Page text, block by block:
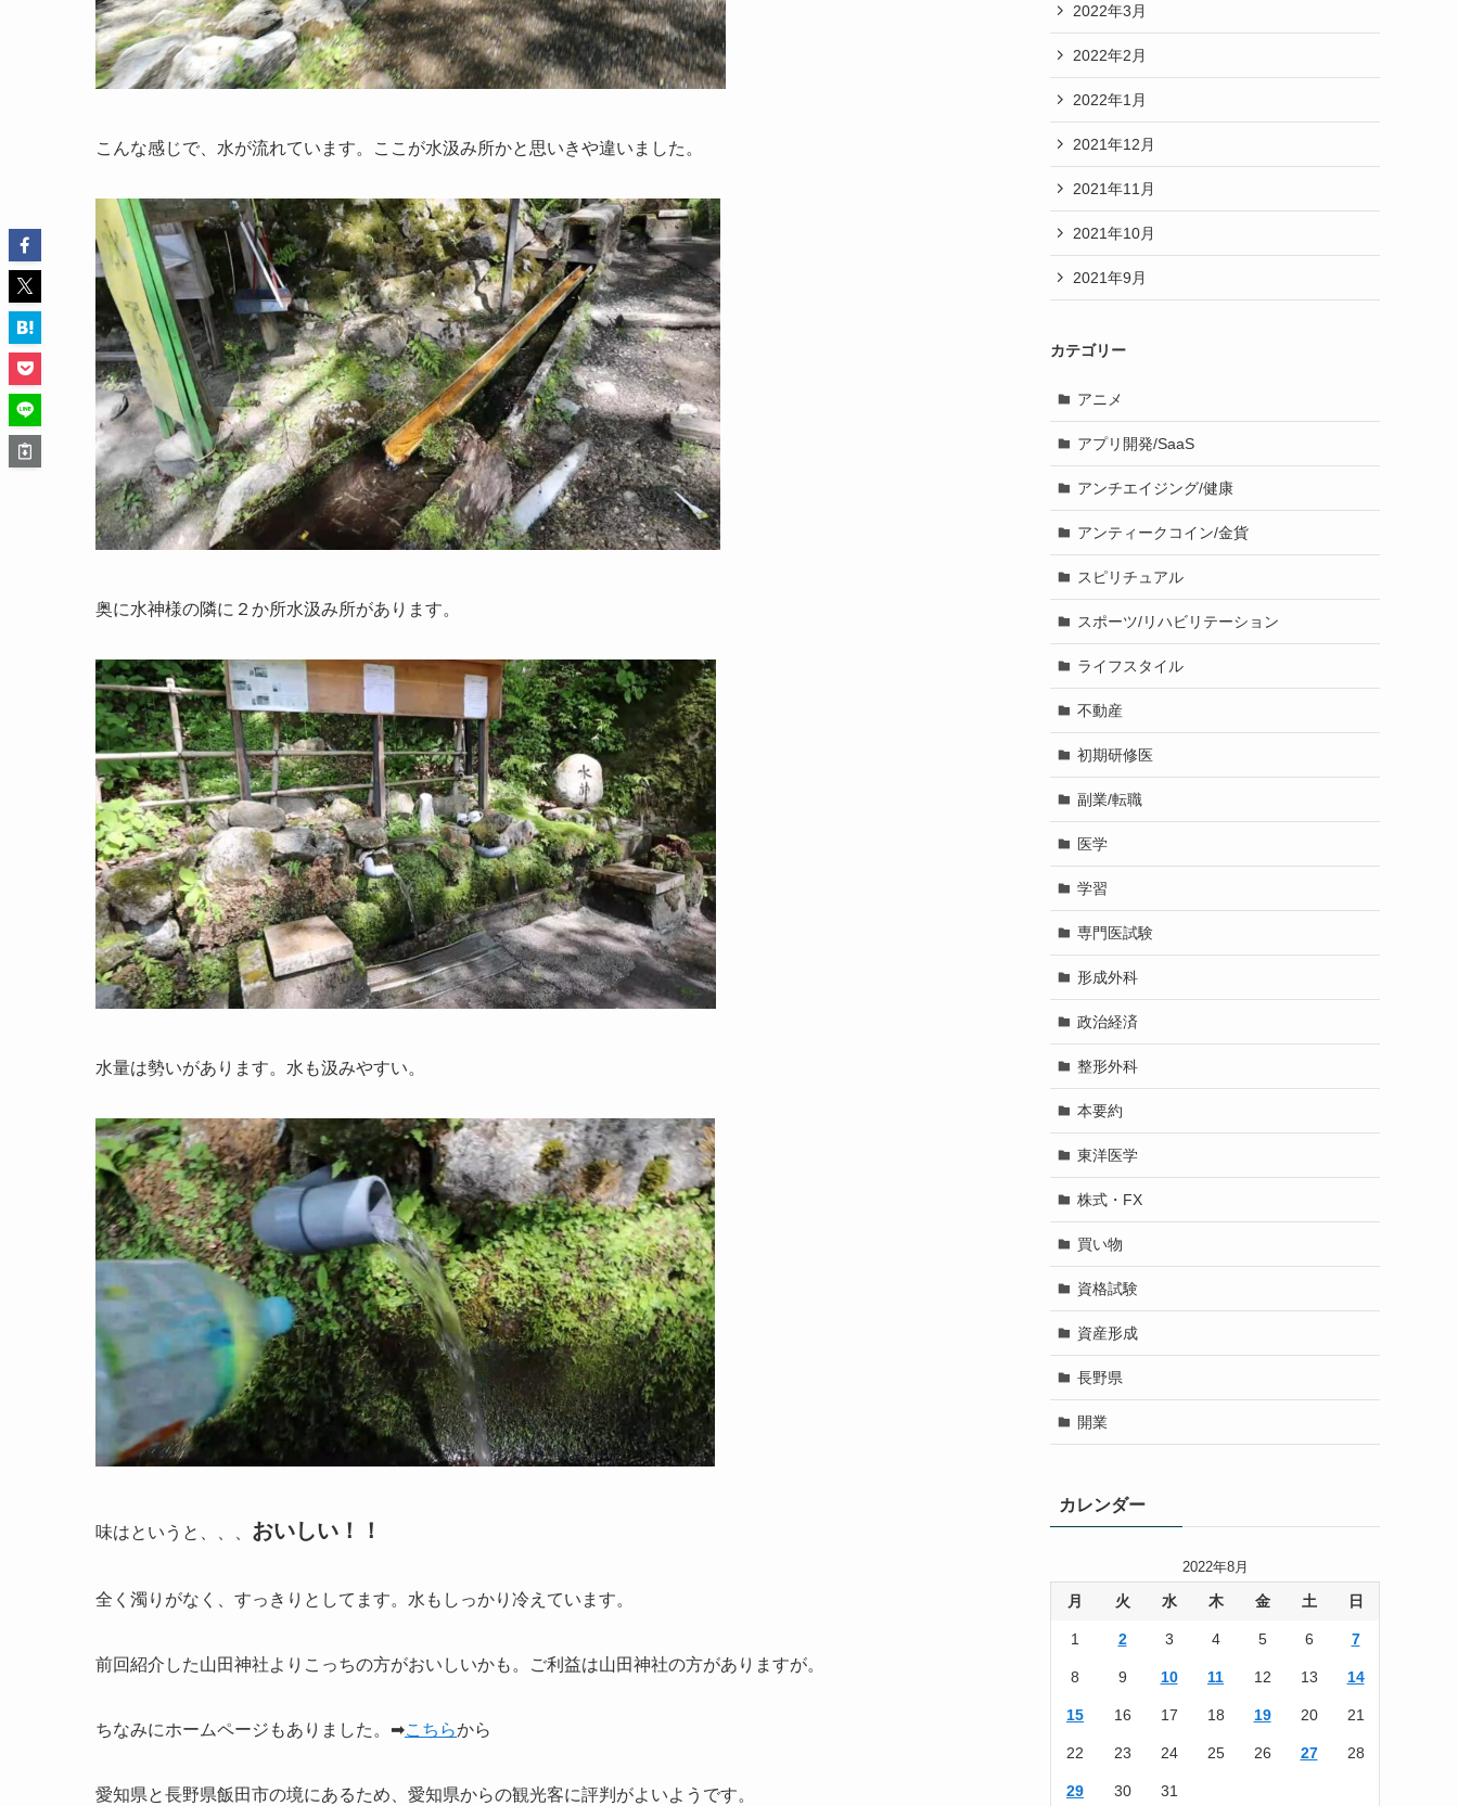
こんな感じで、水が流れています。ここが水汲み所かと思いきや違いました。
奥に水神様の隣に２か所水汲み所があります。
水量は勢いがあります。水も汲みやすい。
味はというと、、、 おいしい！！
全く濁りがなく、すっきりとしてます。水もしっかり冷えています。
前回紹介した山田神社よりこっちの方がおいしいかも。ご利益は山田神社の方がありますが。
ちなみにホームページもありました。➡こちらから
愛知県と長野県飯田市の境にあるため、愛知県からの観光客に評判がよいようです。
2022年3月
2022年2月
2022年1月
2021年12月
2021年11月
2021年10月
2021年9月
カテゴリー
アニメ
アプリ開発/SaaS
アンチエイジング/健康
アンティークコイン/金貨
スピリチュアル
スポーツ/リハビリテーション
ライフスタイル
不動産
初期研修医
副業/転職
医学
学習
専門医試験
形成外科
政治経済
整形外科
本要約
東洋医学
株式・FX
買い物
資格試験
資産形成
長野県
開業
カレンダー
2022年8月
月 火 水 木 金 土 日
1 2 3 4 5 6 7
8 9 10 11 12 13 14
15 16 17 18 19 20 21
22 23 24 25 26 27 28
29 30 31